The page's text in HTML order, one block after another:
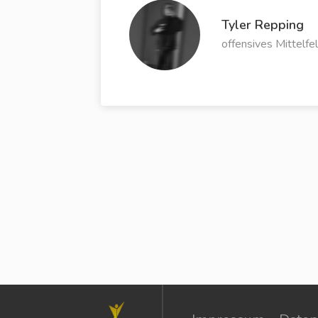
Tyler Repping
offensives